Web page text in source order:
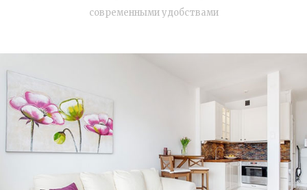
современными удобствами